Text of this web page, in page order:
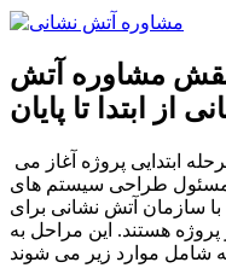
نقش مشاوره آتش
از ابتدا تا پایان
طراحی سیستم های
سازمان آتش نشانی برای
پروژه هستند. این مراحل به